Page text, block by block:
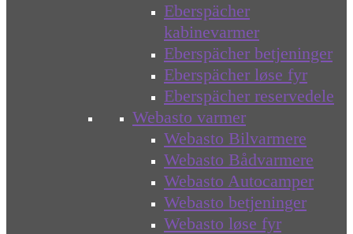
Eberspächer
kabinevarmer
Eberspächer betjeninger
Eberspächer løse fyr
Eberspächer reservedele
Webasto varmer
Webasto Bilvarmere
Webasto Bådvarmere
Webasto Autocamper
Webasto betjeninger
Webasto løse fyr